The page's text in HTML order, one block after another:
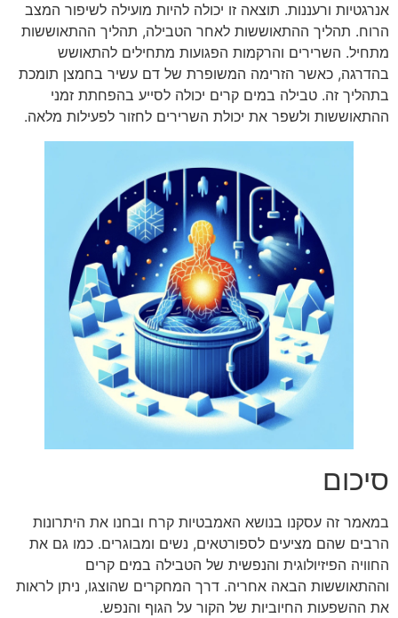
אנרגטיות ורעננות. תוצאה זו יכולה להיות מועילה לשיפור המצב
הרוח. תהליך ההתאוששות לאחר הטבילה, תהליך ההתאוששות
מתחיל. השרירים והרקמות הפגועות מתחילים להתאושש
בהדרגה, כאשר הזרימה המשופרת של דם עשיר בחמצן תומכת
בתהליך זה. טבילה במים קרים יכולה לסייע בהפחתת זמני
ההתאוששות ולשפר את יכולת השרירים לחזור לפעילות מלאה.
סיכום
במאמר זה עסקנו בנושא האמבטיות קרח ובחנו את היתרונות
הרבים שהם מציעים לספורטאים, נשים ומבוגרים. כמו גם את
החוויה הפיזיולוגית והנפשית של הטבילה במים קרים
וההתאוששות הבאה אחריה. דרך המחקרים שהוצגו, ניתן לראות
את ההשפעות החיוביות של הקור על הגוף והנפש.